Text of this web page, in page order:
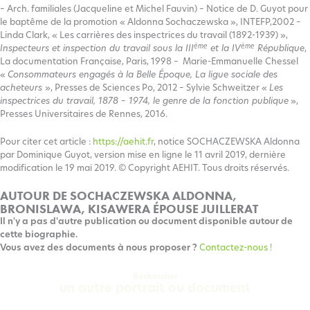
– Arch. familiales (Jacqueline et Michel Fauvin) – Notice de D. Guyot pour
le baptême de la promotion « Aldonna Sochaczewska », INTEFP,2002 –
Linda Clark, « Les carrières des inspectrices du travail (1892-1939) »,
Inspecteurs et inspection du travail sous la IIIéme et la IVéme République,
La documentation Française, Paris, 1998 – Marie-Emmanuelle Chessel
« Consommateurs engagés à la Belle Époque, La ligue sociale des
acheteurs », Presses de Sciences Po, 2012 – Sylvie Schweitzer « Les
inspectrices du travail, 1878 – 1974, le genre de la fonction publique »,
Presses Universitaires de Rennes, 2016.
Pour citer cet article : https://aehit.fr, notice SOCHACZEWSKA Aldonna
par Dominique Guyot, version mise en ligne le 11 avril 2019, dernière
modification le 19 mai 2019. © Copyright AEHIT. Tous droits réservés.
AUTOUR DE SOCHACZEWSKA ALDONNA,
BRONISLAWA, KISAWERA ÉPOUSE JUILLERAT
Il n'y a pas d'autre publication ou document disponible autour de
cette biographie.
Vous avez des documents à nous proposer ? Contactez-nous !